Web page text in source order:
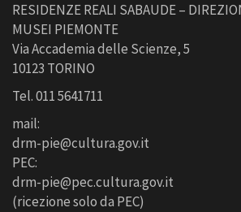
RESIDENZE REALI SABAUDE –
MUSEI PIEMONTE
Via Accademia delle Scienze, 5
10123 TORINO
Tel. 011 5641711
mail:
drm-pie@cultura.gov.it
PEC:
drm-pie@pec.cultura.gov.it
(ricezione solo da PEC)